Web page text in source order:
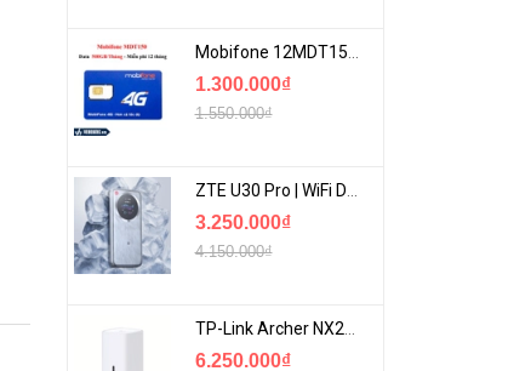
Mobifone 12MDT150 | Sim Chuyên 4G Mobifone Dung Lượng Cao 500GB/Tháng Gói 1 Năm
1.300.000₫
1.550.000₫
ZTE U30 Pro | WiFi Di Động 5G Tốc Độ Lên Đến 500Mbps, Màn Hình Cảm Ứng
3.250.000₫
4.150.000₫
TP-Link Archer NX200 | Bộ Phát WiFi Dùng Sim 5G Tốc Độ Cao Mới FullBox
6.250.000₫